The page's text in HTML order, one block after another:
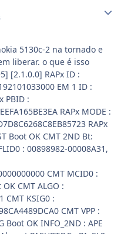
5130c-2 na tornado e
liberar. o que é isso
[2.1.0.0] RAPx ID :
EM 1 ID :
PBID :
RAPx MODE :
RAPx
Boot OK CMT 2ND Bt:
: 00898982-00008A31,
CMT MCID0 :
CMT ALGO :
CMT KSIG0 :
CMT VPP :
Boot OK INFO_2ND : APE